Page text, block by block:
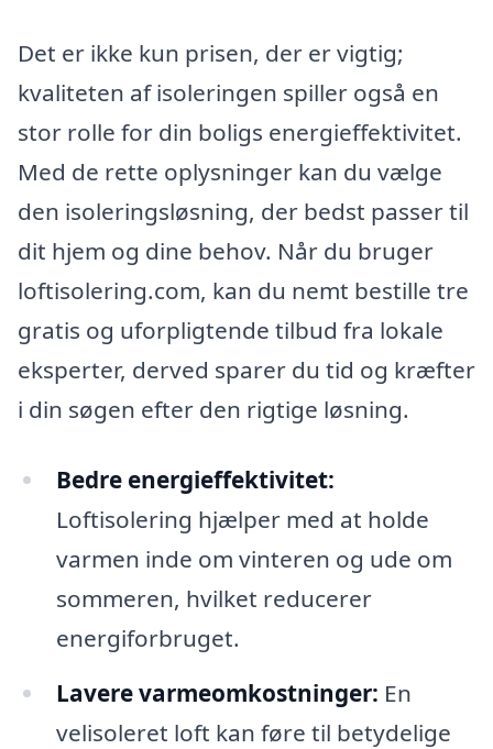
Det er ikke kun prisen, der er vigtig;
kvaliteten af isoleringen spiller også en
stor rolle for din boligs energieffektivitet.
Med de rette oplysninger kan du vælge
den isoleringsløsning, der bedst passer til
dit hjem og dine behov. Når du bruger
loftisolering.com, kan du nemt bestille tre
gratis og uforpligtende tilbud fra lokale
eksperter, derved sparer du tid og kræfter
i din søgen efter den rigtige løsning.
Bedre energieffektivitet:
Loftisolering hjælper med at holde
varmen inde om vinteren og ude om
sommeren, hvilket reducerer
energiforbruget.
Lavere varmeomkostninger: En
velisoleret loft kan føre til betydelige